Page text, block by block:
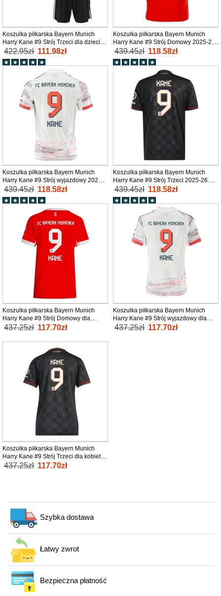
Koszulka piłkarska Bayern Munich
Harry Kane #9 Strój Trzeci dla dzieci
2025-26 tanio Krótki Rękaw (+ Krótkie
spodenki)
422.95zł 111.98zł
Koszulka piłkarska Bayern Munich
Harry Kane #9 Strój Domowy 2025-26
tanio Krótki Rękaw
439.45zł 118.58zł
Koszulka piłkarska Bayern Munich
Harry Kane #9 Strój wyjazdowy 2025-
26 tanio Krótki Rękaw
439.45zł 118.58zł
Koszulka piłkarska Bayern Munich
Harry Kane #9 Strój Trzeci 2025-26
tanio Krótki Rękaw
439.45zł 118.58zł
Koszulka piłkarska Bayern Munich
Harry Kane #9 Strój Domowy dla
kobiety 2025-26 tanio Krótki Rękaw
437.25zł 117.70zł
Koszulka piłkarska Bayern Munich
Harry Kane #9 Strój wyjazdowy dla
kobiety 2025-26 tanio Krótki Rękaw
437.25zł 117.70zł
Koszulka piłkarska Bayern Munich
Harry Kane #9 Strój Trzeci dla kobiety
2025-26 tanio Krótki Rękaw
437.25zł 117.70zł
Szybka dostawa
Łatwy zwrot
Bezpieczna płatność